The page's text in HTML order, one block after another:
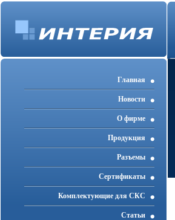
Главная
Новости
О фирме
Продукция
Разъемы
Cертификаты
Комплектующие для СКС
Статьи